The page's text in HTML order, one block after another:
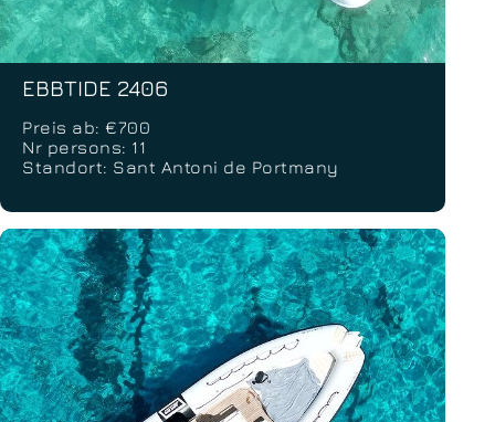
EBBTIDE 2406
Preis ab: €700
Nr persons: 11
Standort: Sant Antoni de Portmany